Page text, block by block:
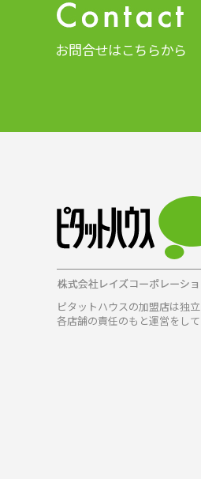
お問合せはこちらから
ピタットハウスの加盟店は独立
各店舗の責任のもと運営をして